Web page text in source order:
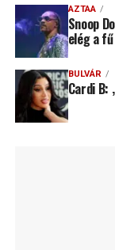
AZTAA
Snoop
elég a fű
BULVÁR
Cardi B: